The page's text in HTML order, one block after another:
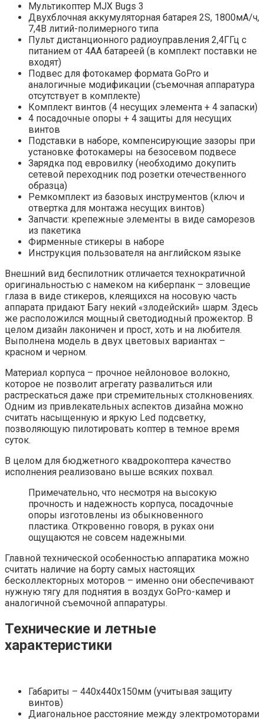
Мультикоптер MJX Bugs 3
Двухблочная аккумуляторная батарея 2S, 1800мА/ч,
7,4В литий-полимерного типа
Пульт дистанционного радиоуправления 2,4ГГц с
питанием от 4АА батареей (в комплект поставки не
входят)
Подвес для фотокамер формата GoPro и
аналогичные модификации (съемочная аппаратура
отсутствует в комплекте)
Комплект винтов (4 несущих элемента + 4 запаски)
4 посадочные опоры + 4 защиты для несущих
винтов
Подставки в наборе, компенсирующие зазоры при
установке фотокамеры на безосевом подвесе
Зарядка под евровилку (необходимо докупить
сетевой переходник под розетки отечественного
образца)
Ремкомплект из базовых инструментов (ключ и
отвертка для монтажа несущих винтов)
Запчасти: крепежные элементы в виде саморезов
из пакетика
Фирменные стикеры в наборе
Инструкция пользователя на английском языке
Внешний вид беспилотник отличается технократичной
оригинальностью с намеком на киберпанк – зловещие
глаза в виде стикеров, клеящихся на носовую часть
аппарата придают Багу некий «злодейский» шарм. Здесь
же расположился мощный светодиодный прожектор. В
целом дизайн лаконичен и прост, хоть и на любителя.
Выполнена модель в двух цветовых вариантах –
красном и черном.
Материал корпуса – прочное нейлоновое волокно,
которое не позволит агрегату развалиться или
растрескаться даже при стремительных столкновениях.
Одним из привлекательных аспектов дизайна можно
считать насыщенную и яркую Led подсветку,
позволяющую пилотировать коптер в темное время
суток.
В целом для бюджетного квадрокоптера качество
исполнения реализовано выше всяких похвал.
Примечательно, что несмотря на высокую
прочность и надежность корпуса, посадочные
опоры изготовлены из обыкновенного
пластика. Откровенно говоря, в руках они
ощущаются не совсем надежными.
Главной технической особенностью аппаратика можно
считать наличие на борту самых настоящих
бесколлекторных моторов – именно они обеспечивают
нужную тягу для поднятия в воздух GoPro-камер и
аналогичной съемочной аппаратуры.
Технические и летные
характеристики
Габариты – 440x440x150мм (учитывая защиту
винтов)
Диагональное расстояние между электромоторами